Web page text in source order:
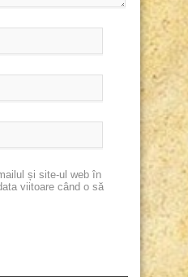
și site-ul web în
viitoare când o să